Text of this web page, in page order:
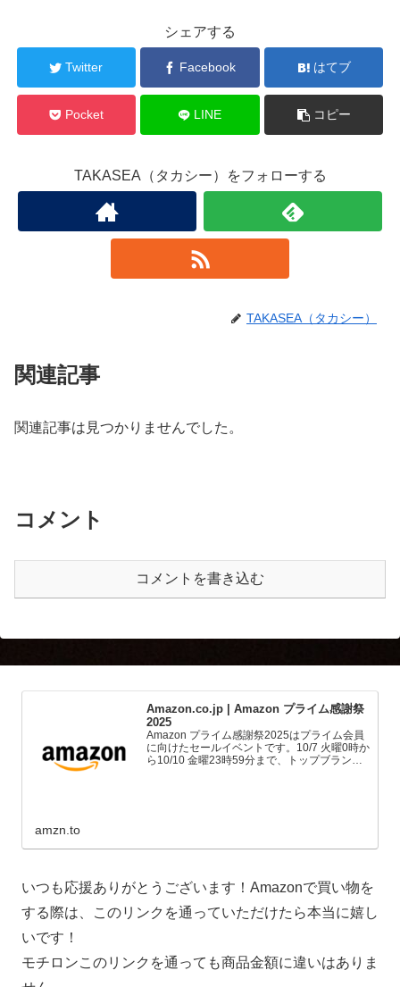
シェアする
Twitter Facebook はてブ
Pocket LINE コピー
TAKASEA（タカシー）をフォローする
TAKASEA（タカシー）
関連記事
関連記事は見つかりませんでした。
コメント
コメントを書き込む
Amazon.co.jp | Amazon プライム感謝祭
2025
Amazon プライム感謝祭2025はプライム会員
に向けたセールイベントです。10/7 火曜0時か
ら10/10 金曜23時59分まで、トップブランド
amzn.to
いつも応援ありがとうございます！Amazonで買い物を
する際は、このリンクを通っていただけたら本当に嬉し
いです！
モチロンこのリンクを通っても商品金額に違いはありま